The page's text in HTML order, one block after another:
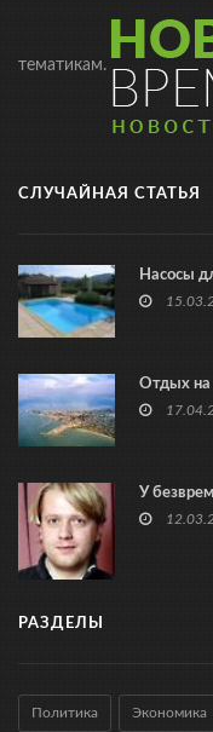
тематикам.
СЛУЧАЙНАЯ СТАТЬЯ
Насосы
Отдых на
У
РАЗДЕЛЫ
Политика Экономика